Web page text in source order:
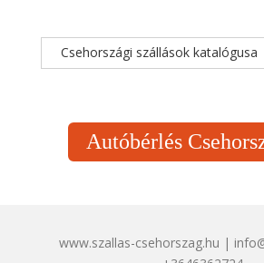
Csehországi szállások katalógusa
Autóbérlés
www.szallas-csehorszag.hu |